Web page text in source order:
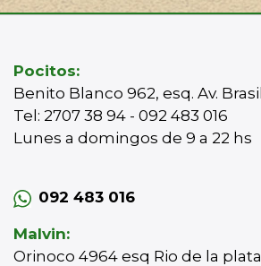
Pocitos:
Benito Blanco 962, esq. Av. Brasil
Tel: 2707 38 94 - 092 483 016
Lunes a domingos de 9 a 22 hs
092 483 016
Malvin:
Orinoco 4964 esq Rio de la plata